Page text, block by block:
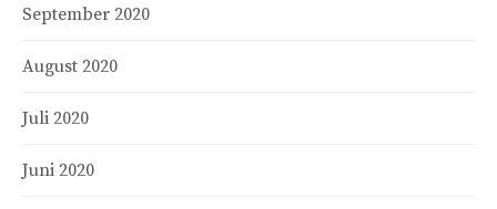
September 2020
August 2020
Juli 2020
Juni 2020